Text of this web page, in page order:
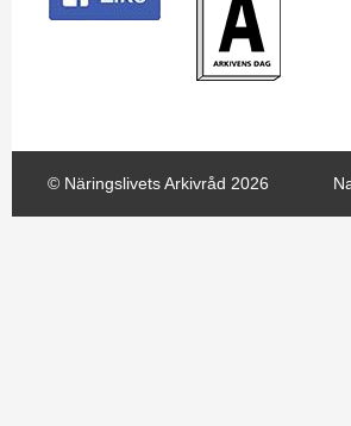
© Näringslivets Arkivråd 2026